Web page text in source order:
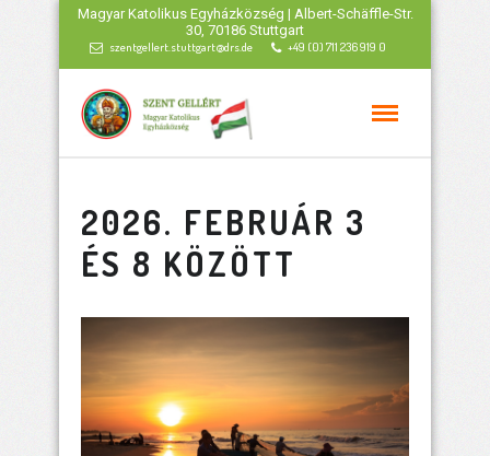
Magyar Katolikus Egyházközség | Albert-Schäffle-Str.
30, 70186 Stuttgart
szentgellert.stuttgart@drs.de +49 (0) 711 236 919 0
2026. FEBRUÁR 3
ÉS 8 KÖZÖTT